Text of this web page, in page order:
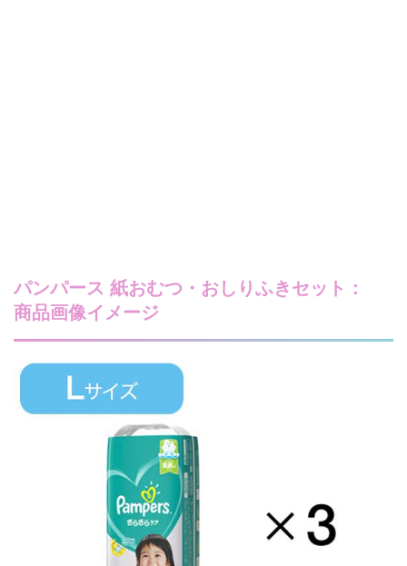
パンパース 紙おむつ・おしりふきセット：
商品画像イメージ